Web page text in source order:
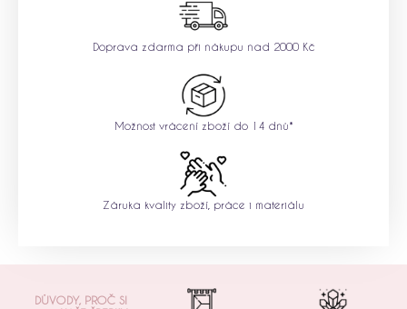
Doprava zdarma při nákupu nad 2000 Kč
Možnost vrácení zboží do 14 dnů*
Záruka kvality zboží, práce i materiálu
DŮVODY, PROČ SI